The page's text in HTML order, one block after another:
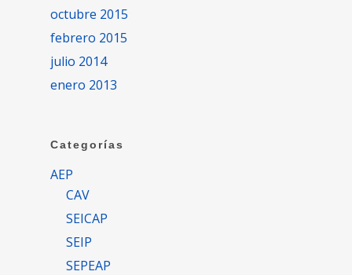
octubre 2015
febrero 2015
julio 2014
enero 2013
Categorías
AEP
CAV
SEICAP
SEIP
SEPEAP